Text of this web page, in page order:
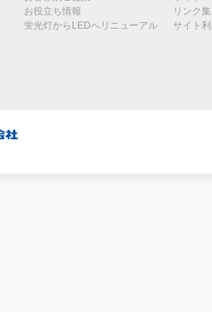
お役立ち情報
蛍光灯からLEDへリニューアル
リンク集
サイト